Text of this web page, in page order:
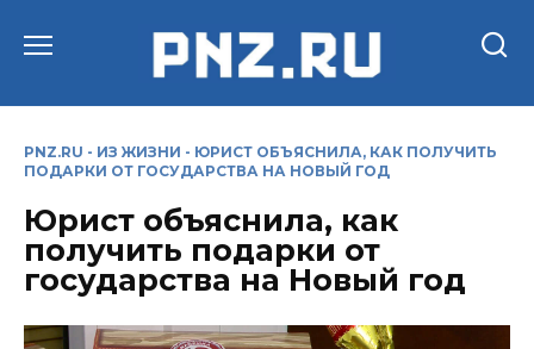
PNZ.RU - ИЗ ЖИЗНИ - ЮРИСТ ОБЪЯСНИЛА, КАК ПОЛУЧИТЬ
ПОДАРКИ ОТ ГОСУДАРСТВА НА НОВЫЙ ГОД
Юрист объяснила, как
получить подарки от
государства на Новый год